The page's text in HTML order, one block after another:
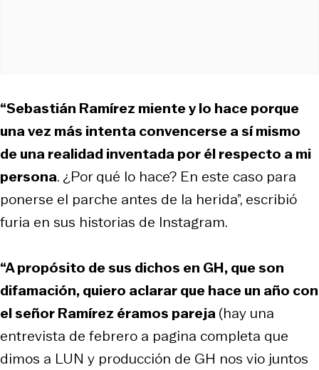
“Sebastián Ramírez miente y lo hace porque
una vez más intenta convencerse a sí mismo
de una realidad inventada por él respecto a mi
persona. ¿Por qué lo hace? En este caso para
ponerse el parche antes de la herida”, escribió
furia en sus historias de Instagram.
“A propósito de sus dichos en GH, que son
difamación, quiero aclarar que hace un año con
el señor Ramírez éramos pareja(hay una
entrevista de febrero a pagina completa que
dimos a LUN y producción de GH nos vio juntos